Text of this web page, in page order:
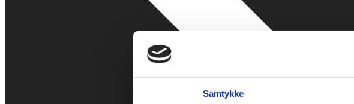
Samtykke